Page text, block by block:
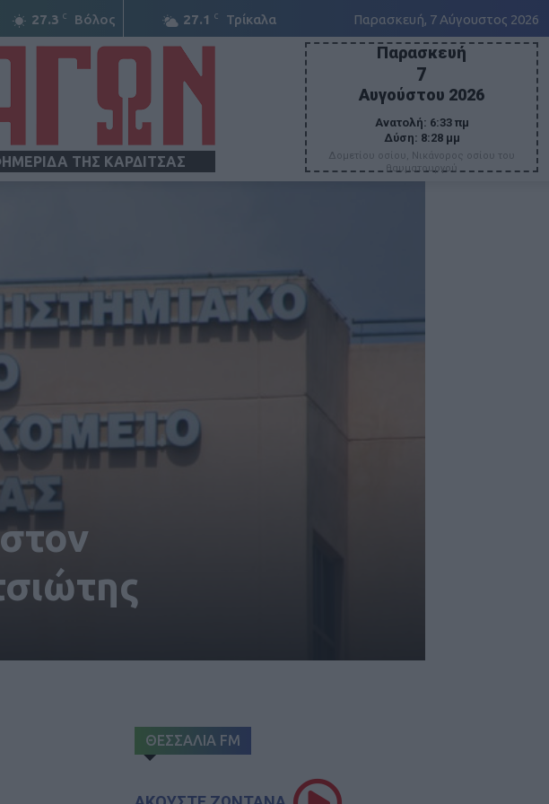
27.3 C Βόλος 27.1 C Τρίκαλα Παρασκευή, 7 Αύγουστος 2026
ΤΗΣ ΚΑΡΔΙΤΣΑΣ
Παρασκευή
7
Αυγούστου 2026
Ανατολή: 6:33 πμ
Δύση: 8:28 μμ
Δομετίου οσίου, Νικάνορος οσίου του
θαυματουργού
ΘΕΣΣΑΛΙΑ FM